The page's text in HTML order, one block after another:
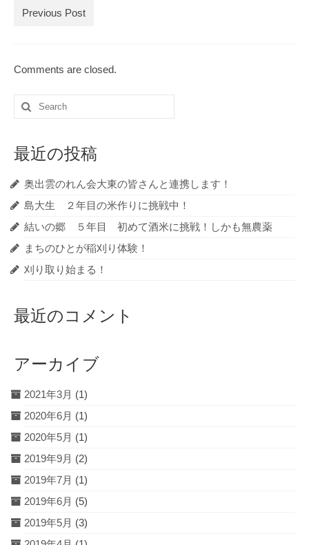
Previous Post
Comments are closed.
Search
for:
最近の投稿
奥出雲のれん会大東の皆さんと連携します！
島大生 ２年目の米作りに挑戦中！
結いの郷 ５年目 初めて酒米に挑戦！しかも無農薬
まちのひとが稲刈り体験！
刈り取り始まる！
最近のコメント
アーカイブ
2021年3月 (1)
2020年6月 (1)
2020年5月 (1)
2019年9月 (2)
2019年7月 (1)
2019年6月 (5)
2019年5月 (3)